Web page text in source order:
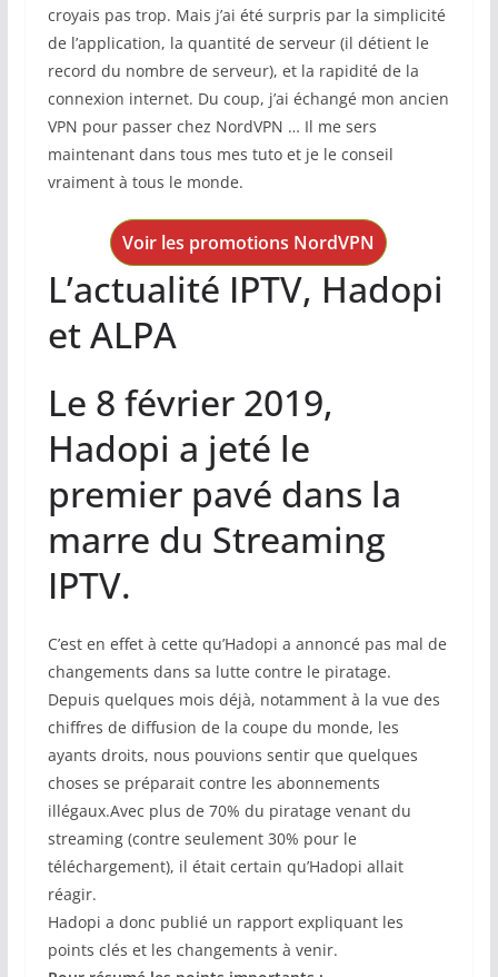
croyais pas trop. Mais j’ai été surpris par la simplicité
de l’application, la quantité de serveur (il détient le
record du nombre de serveur), et la rapidité de la
connexion internet. Du coup, j’ai échangé mon ancien
VPN pour passer chez NordVPN … Il me sers
maintenant dans tous mes tuto et je le conseil
vraiment à tous le monde.
Voir les promotions NordVPN
L’actualité IPTV, Hadopi
et ALPA
Le 8 février 2019,
Hadopi a jeté le
premier pavé dans la
marre du Streaming
IPTV.
C’est en effet à cette qu’Hadopi a annoncé pas mal de
changements dans sa lutte contre le piratage.
Depuis quelques mois déjà, notamment à la vue des
chiffres de diffusion de la coupe du monde, les
ayants droits, nous pouvions sentir que quelques
choses se préparait contre les abonnements
illégaux.Avec plus de 70% du piratage venant du
streaming (contre seulement 30% pour le
téléchargement), il était certain qu’Hadopi allait
réagir.
Hadopi a donc publié un rapport expliquant les
points clés et les changements à venir.